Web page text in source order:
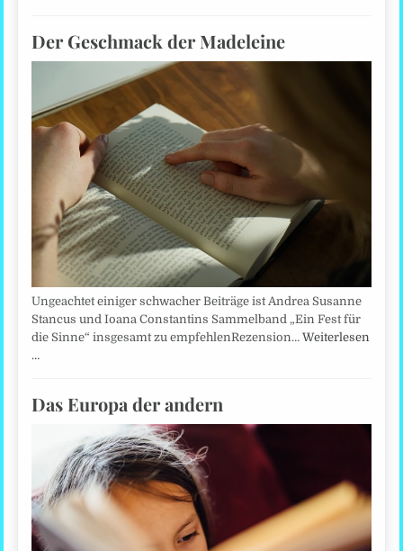
Der Geschmack der Madeleine
Ungeachtet einiger schwacher Beiträge ist Andrea Susanne
Stancus und Ioana Constantins Sammelband „Ein Fest für
die Sinne“ insgesamt zu empfehlenRezension…Weiterlesen
…
Das Europa der andern